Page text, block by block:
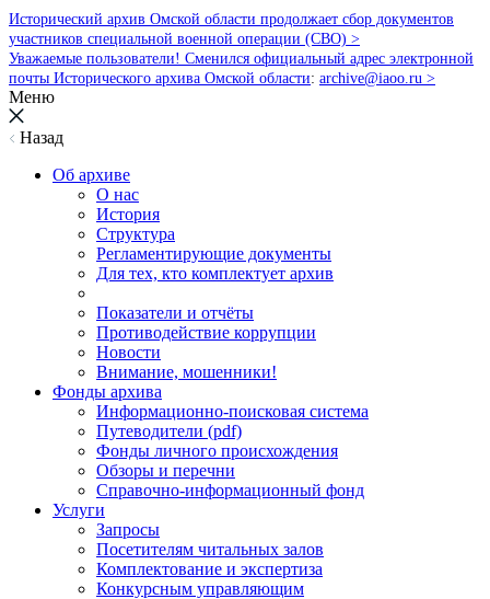
Исторический архив Омской области продолжает сбор документов
участников специальной военной операции (СВО) >
Уважаемые пользователи! Сменился официальный адрес электронной
почты Исторического архива Омской области: archive@iaoo.ru >
Меню
Назад
Об архиве
О нас
История
Структура
Регламентирующие документы
Для тех, кто комплектует архив
Показатели и отчёты
Противодействие коррупции
Новости
Внимание, мошенники!
Фонды архива
Информационно-поисковая система
Путеводители (pdf)
Фонды личного происхождения
Обзоры и перечни
Справочно-информационный фонд
Услуги
Запросы
Посетителям читальных залов
Комплектование и экспертиза
Конкурсным управляющим